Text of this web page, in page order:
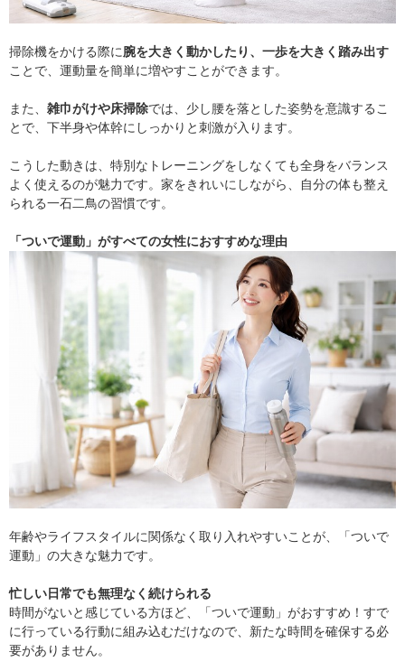
掃除機をかける際に腕を大きく動かしたり、一歩を大きく踏み出す
ことで、運動量を簡単に増やすことができます。
また、 雑巾がけや床掃除では、少し腰を落とした姿勢を意識するこ
とで、下半身や体幹にしっかりと刺激が入ります。
こうした動きは、特別なトレーニングをしなくても全身をバランス
よく使えるのが魅力です。家をきれいにしながら、自分の体も整え
られる一石二鳥の習慣です。
「ついで運動」がすべての女性におすすめな理由
年齢やライフスタイルに関係なく取り入れやすいことが、「ついで
運動」の大きな魅力です。
忙しい日常でも無理なく続けられる
時間がないと感じている方ほど、「ついで運動」がおすすめ！すで
に行っている行動に組み込むだけなので、新たな時間を確保する必
要がありません。